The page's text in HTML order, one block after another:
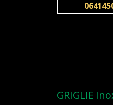
GRIGLIE